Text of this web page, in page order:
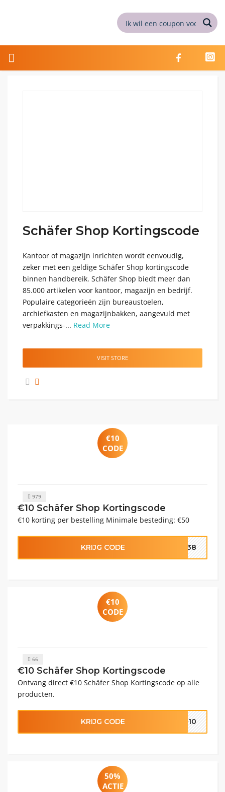
Schäfer Shop Kortingscode
Kantoor of magazijn inrichten wordt eenvoudig,
zeker met een geldige Schäfer Shop kortingscode
binnen handbereik. Schäfer Shop biedt meer dan
85.000 artikelen voor kantoor, magazijn en bedrijf.
Populaire categorieën zijn bureaustoelen,
archiefkasten en magazijnbakken, aangevuld met
verpakkings-... Read More
VISIT STORE
€10
CODE
979
€10 Schäfer Shop Kortingscode
€10 korting per bestelling Minimale besteding: €50
KRIJG CODE 0138
€10
CODE
66
€10 Schäfer Shop Kortingscode
Ontvang direct €10 Schäfer Shop Kortingscode op alle
producten.
KRIJG CODE ��10
50%
ACTIE